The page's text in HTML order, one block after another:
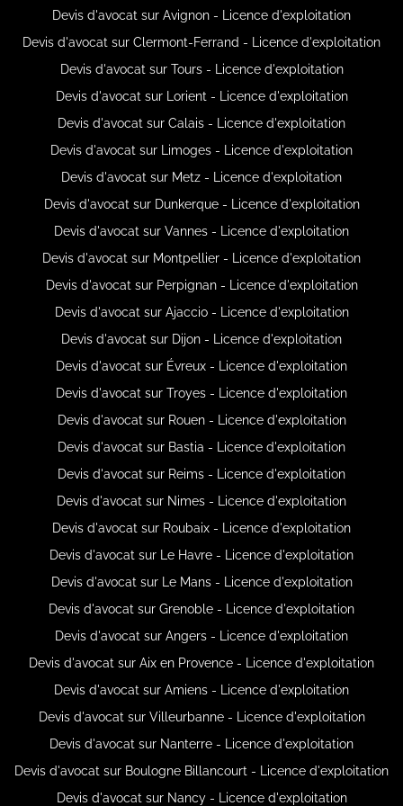
Devis d'avocat sur Avignon - Licence d'exploitation
Devis d'avocat sur Clermont-Ferrand - Licence d'exploitation
Devis d'avocat sur Tours - Licence d'exploitation
Devis d'avocat sur Lorient - Licence d'exploitation
Devis d'avocat sur Calais - Licence d'exploitation
Devis d'avocat sur Limoges - Licence d'exploitation
Devis d'avocat sur Metz - Licence d'exploitation
Devis d'avocat sur Dunkerque - Licence d'exploitation
Devis d'avocat sur Vannes - Licence d'exploitation
Devis d'avocat sur Montpellier - Licence d'exploitation
Devis d'avocat sur Perpignan - Licence d'exploitation
Devis d'avocat sur Ajaccio - Licence d'exploitation
Devis d'avocat sur Dijon - Licence d'exploitation
Devis d'avocat sur Évreux - Licence d'exploitation
Devis d'avocat sur Troyes - Licence d'exploitation
Devis d'avocat sur Rouen - Licence d'exploitation
Devis d'avocat sur Bastia - Licence d'exploitation
Devis d'avocat sur Reims - Licence d'exploitation
Devis d'avocat sur Nimes - Licence d'exploitation
Devis d'avocat sur Roubaix - Licence d'exploitation
Devis d'avocat sur Le Havre - Licence d'exploitation
Devis d'avocat sur Le Mans - Licence d'exploitation
Devis d'avocat sur Grenoble - Licence d'exploitation
Devis d'avocat sur Angers - Licence d'exploitation
Devis d'avocat sur Aix en Provence - Licence d'exploitation
Devis d'avocat sur Amiens - Licence d'exploitation
Devis d'avocat sur Villeurbanne - Licence d'exploitation
Devis d'avocat sur Nanterre - Licence d'exploitation
Devis d'avocat sur Boulogne Billancourt - Licence d'exploitation
Devis d'avocat sur Nancy - Licence d'exploitation